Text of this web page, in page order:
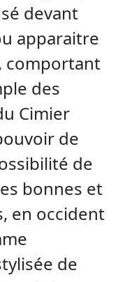
devant
apparaitre
comportant
des
Cimier
de
de
bonnes et
en occident
de